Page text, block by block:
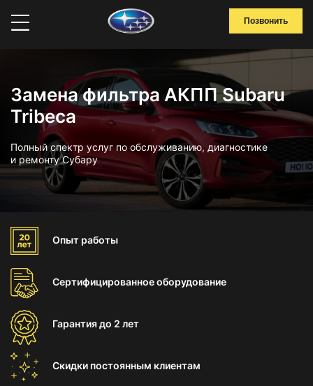
Позвонить
Замена фильтра АКПП Subaru
Tribeca
Полный спектр услуг по обслуживанию, диагностике
и ремонту Субару
Опыт работы
Сертифицированноеоборудование
Гарантиядо 2 лет
Скидки постоянным клиентам